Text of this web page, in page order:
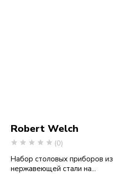
Robert Welch
(0)
Набор столовых приборов из
нержавеющей стали на...